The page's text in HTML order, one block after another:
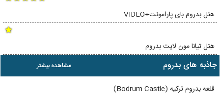
هتل بدروم بای پارامونت+VIDEO
هتل تیانا مون لایت بدروم
مشاهده بیشتر جاذبه های بدروم
قلعه بدروم ترکیه (Bodrum Castle)